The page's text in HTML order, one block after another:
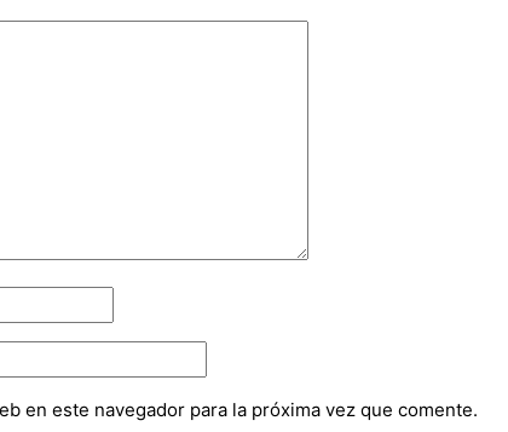
en este navegador para la próxima vez que comente.